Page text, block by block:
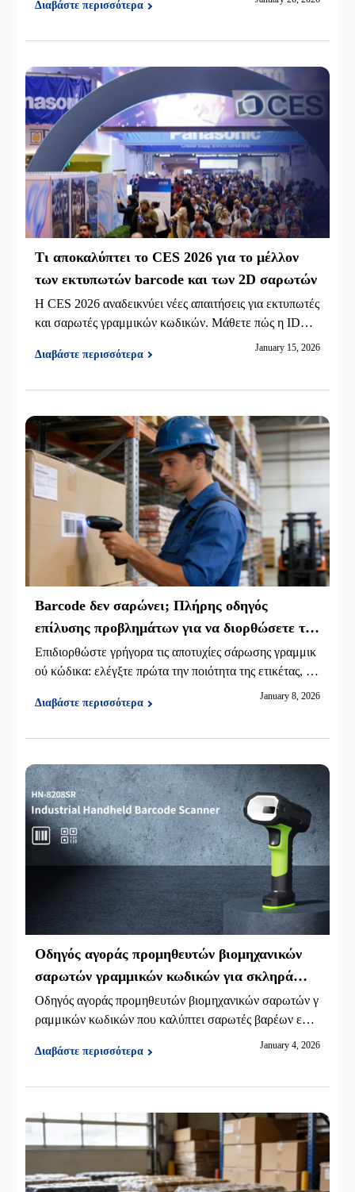
ς πλύσματος έως την παρακολούθηση WIP, την ετικέτα
Διαβάστε περισσότερα
Τι αποκαλύπτει το CES 2026 για το μέλλον
των εκτυπωτών barcode και των 2D σαρωτών
Η CES 2026 αναδεικνύει νέες απαιτήσεις για εκτυπωτές
και σαρωτές γραμμικών κωδικών. Μάθετε πώς η IDPR
T παρέχει αξιόπιστες λύσεις για το λιανικό εμπόριο, την
εφοδιαστική και την αποθήκευση.
Διαβάστε περισσότερα
January 15, 2026
Barcode δεν σαρώνει; Πλήρης οδηγός
επίλυσης προβλημάτων για να διορθώσετε το
99% των αποτυχιών σάρωσης
Επιδιορθώστε γρήγορα τις αποτυχίες σάρωσης γραμμικ
ού κώδικα: ελέγξτε πρώτα την ποιότητα της ετικέτας, στ
η συνέχεια τις ρυθμίσεις συμβολολογίας και το firmwar
e και τελικά τις DPI / ήσυχες ζώνες, τον φωτισμό, την λ
Διαβάστε περισσότερα
January 8, 2026
Οδηγός αγοράς προμηθευτών βιομηχανικών
σαρωτών γραμμικών κωδικών για σκληρά
περιβάλλοντα
Οδηγός αγοράς προμηθευτών βιομηχανικών σαρωτών γ
ραμμικών κωδικών που καλύπτει σαρωτές βαρέων εργ
ασιών για αποθήκες, εργοστάσια και σκληρά βιομηχανι
κά περιβάλλοντα, με κριτήρια επιλογής, εκτιμήσεις από
Διαβάστε περισσότερα
January 4, 2026